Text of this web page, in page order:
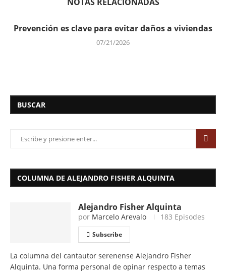
Prevención es clave para evitar daños a viviendas
07/21/2026
BUSCAR
COLUMNA DE ALEJANDRO FISHER ALQUINTA
Alejandro Fisher Alquinta
por Marcelo Arevalo 183 Episodes
Subscribe
La columna del cantautor serenense Alejandro Fisher
Alquinta. Una forma personal de opinar respecto a temas